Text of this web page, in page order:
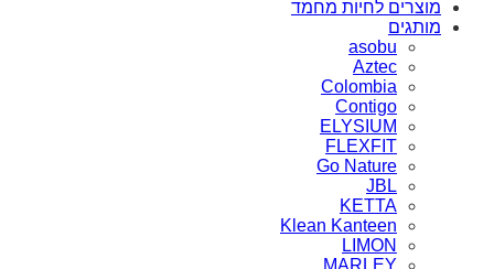
מוצרים לחיות מחמד
מותגים
asobu
Aztec
Colombia
Contigo
ELYSIUM
FLEXFIT
Go Nature
JBL
KETTA
Klean Kanteen
LIMON
MARLEY